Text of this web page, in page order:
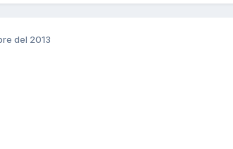
del 2013